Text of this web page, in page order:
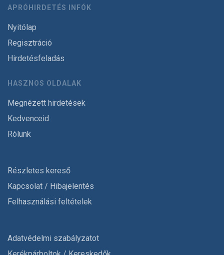
APRÓHIRDETÉS INFÓK
Nyitólap
Regisztráció
Hirdetésfeladás
HASZNOS OLDALAK
Megnézett hirdetések
Kedvenceid
Rólunk
Részletes kereső
Kapcsolat / Hibajelentés
Felhasználási feltételek
Adatvédelmi szabályzatot